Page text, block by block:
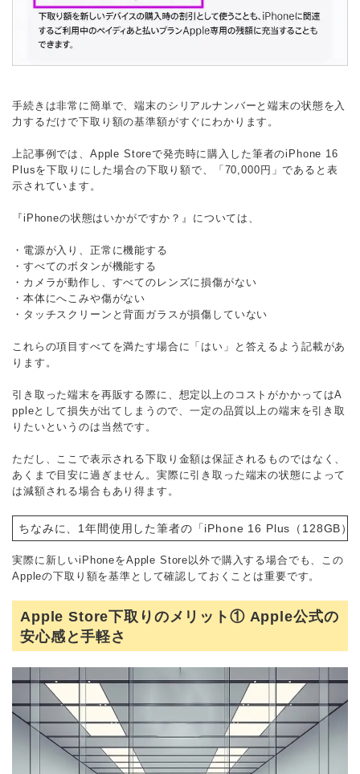
手続きは非常に簡単で、端末のシリアルナンバーと端末の状態を入
力するだけで下取り額の基準額がすぐにわかります。
上記事例では、Apple Storeで発売時に購入した筆者のiPhone 16
Plusを下取りにした場合の下取り額で、「70,000円」であると表
示されています。
『iPhoneの状態はいかがですか？』については、
・電源が入り、正常に機能する
・すべてのボタンが機能する
・カメラが動作し、すべてのレンズに損傷がない
・本体にへこみや傷がない
・タッチスクリーンと背面ガラスが損傷していない
これらの項目すべてを満たす場合に「はい」と答えるよう記載があ
ります。
引き取った端末を再販する際に、想定以上のコストがかかってはA
ppleとして損失が出てしまうので、一定の品質以上の端末を引き取
りたいというのは当然です。
ただし、ここで表示される下取り金額は保証されるものではなく、
あくまで目安に過ぎません。実際に引き取った端末の状態によって
は減額される場合もあり得ます。
ちなみに、1年間使用した筆者の「iPhone 16 Plus（128GB
実際に新しいiPhoneをApple Store以外で購入する場合でも、この
Appleの下取り額を基準として確認しておくことは重要です。
Apple Store下取りのメリット① Apple公式の
安心感と手軽さ